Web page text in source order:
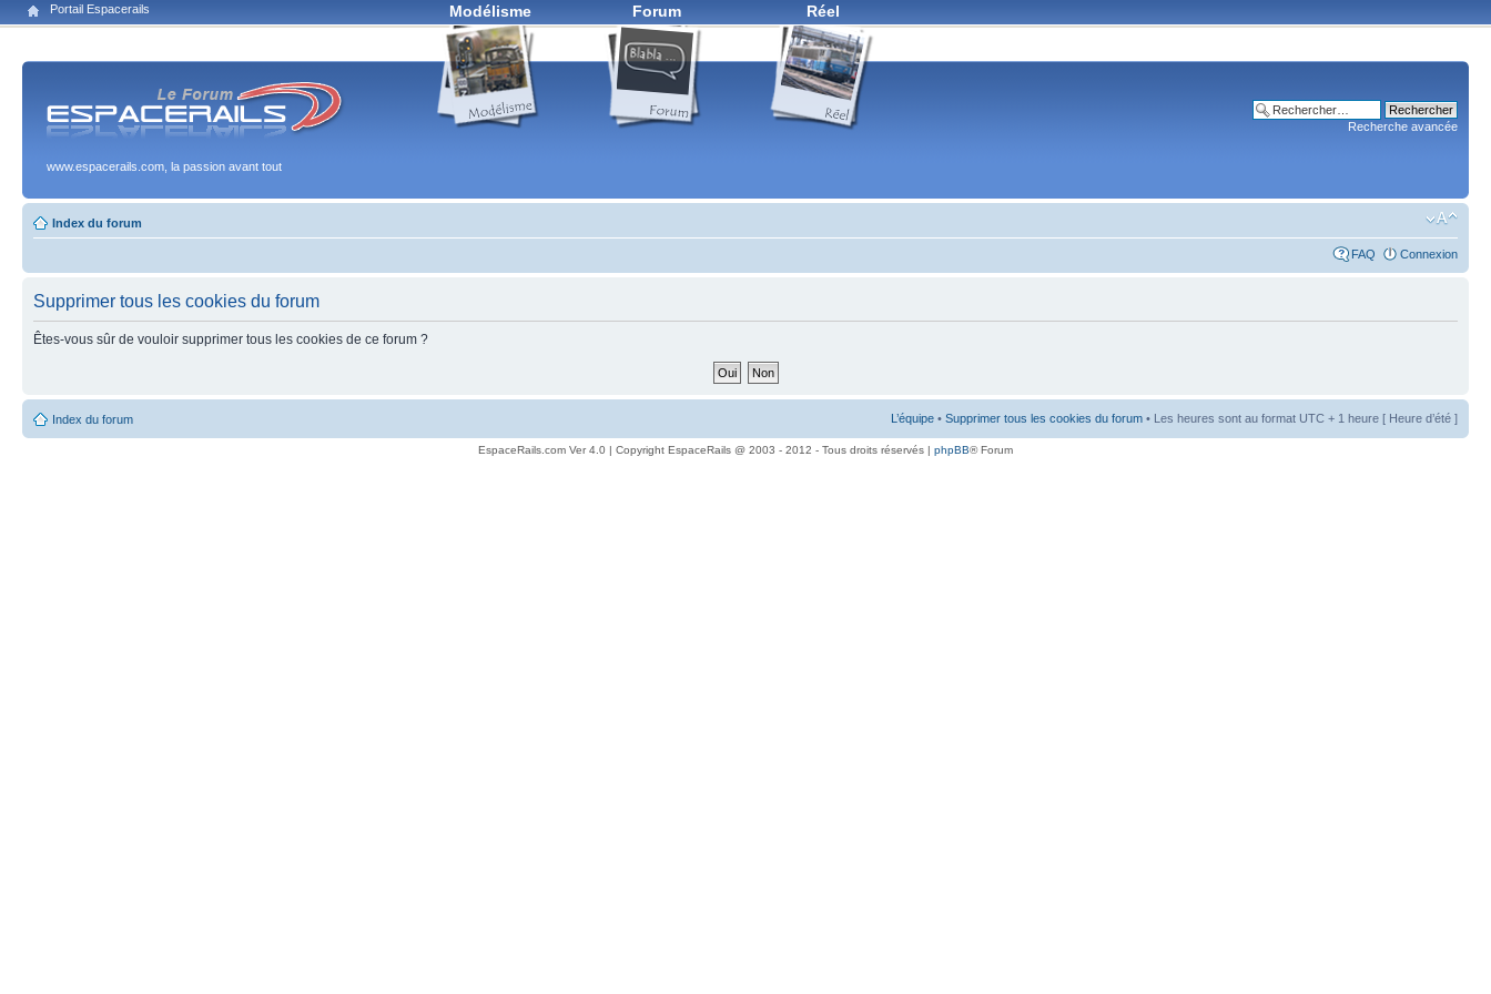
Portail Espacerails Modélisme Forum Réel
www.espacerails.com, la passion avant tout
Recherche avancée
Index du forum
FAQ Connexion
Supprimer tous les cookies du forum
Êtes-vous sûr de vouloir supprimer tous les cookies de ce forum ?
Index du forum L’équipe • Supprimer tous les cookies du forum • Les heures sont au format UTC + 1 heure [ Heure d’été ]
EspaceRails.com Ver 4.0 | Copyright EspaceRails @ 2003 - 2012 - Tous droits réservés | phpBB® Forum